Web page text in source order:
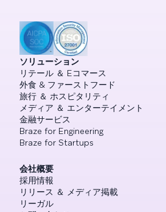
ソリューション
リテール ＆ Eコマース
外食 & ファーストフード
旅行 ＆ ホスピタリティ
メディア ＆ エンターテイメント
金融サービス
Braze for Engineering
Braze for Startups
会社概要
採用情報
リリース ＆ メディア掲載
リーガル